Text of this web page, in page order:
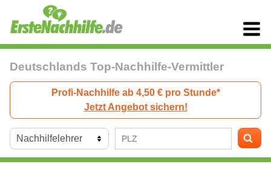
Deutschlands Top-Nachhilfe-Vermittler
Profi-Nachhilfe ab 4,50 € pro Stunde*
Jetzt Angebot sichern!